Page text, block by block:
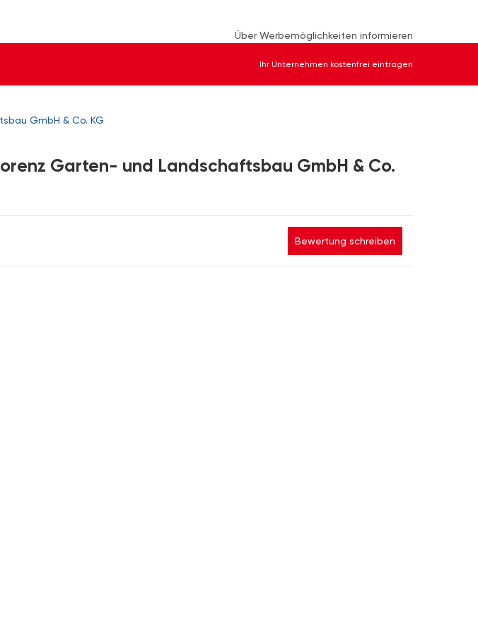
Über Werbemöglichkeiten informieren
Ihr Unternehmen kostenfrei eintragen
GmbH & Co. KG
Garten- und Landschaftsbau GmbH & Co.
Bewertung schreiben